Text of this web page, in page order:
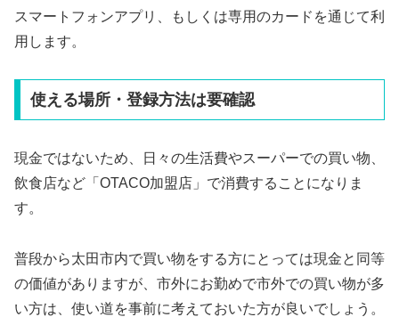
スマートフォンアプリ、もしくは専用のカードを通じて利
用します。
使える場所・登録方法は要確認
現金ではないため、日々の生活費やスーパーでの買い物、
飲食店など「OTACO加盟店」で消費することになりま
す。
普段から太田市内で買い物をする方にとっては現金と同等
の価値がありますが、市外にお勤めで市外での買い物が多
い方は、使い道を事前に考えておいた方が良いでしょう。